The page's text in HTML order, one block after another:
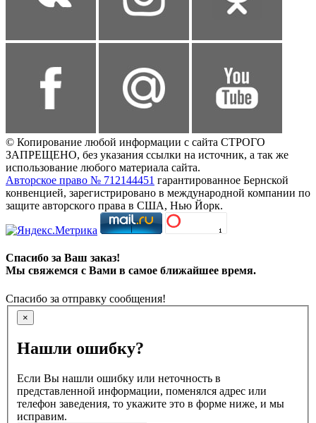
© Копирование любой информации с сайта СТРОГО
ЗАПРЕЩЕНО, без указания ссылки на источник, а так же
использование любого материала сайта.
Авторское право № 712144451 гарантированное Бернской
конвенцией, зарегистрировано в международной компании по
защите авторского права в США, Нью Йорк.
Спасибо за Ваш заказ!
Мы свяжемся с Вами в самое ближайшее время.
Спасибо за отправку сообщения!
×
Нашли ошибку?
Если Вы нашли ошибку или неточность в
представленной информации, поменялся адрес или
телефон заведения, то укажите это в форме ниже, и мы
исправим.